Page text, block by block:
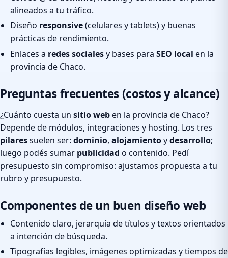
alineados a tu tráfico.
Diseño responsive(celulares y tablets) y buenas
prácticas de rendimiento.
Enlaces a redes socialesy bases para SEO local en la
provincia de Chaco.
Preguntas frecuentes (costos y alcance)
¿Cuánto cuesta un sitio weben la provincia de Chaco?
Depende de módulos, integraciones y hosting. Los tres
pilaressuelen ser: dominio, alojamientoydesarrollo;
luego podés sumar publicidad o contenido. Pedí
presupuesto sin compromiso: ajustamos propuesta a tu
rubro y presupuesto.
Componentes de un buen diseño web
Contenido claro, jerarquía de títulos y textos orientados
a intención de búsqueda.
Tipografías legibles, imágenes optimizadas y tiempos de